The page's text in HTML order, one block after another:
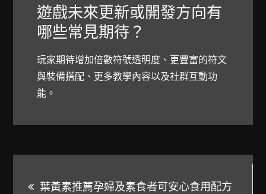
遊戲未來更新或開發方向有
哪些常見期待？
玩家期待增加倍數符號透明度、更豐富的符文
與裝備搭配、更多教學內容以及社群互動功
能。
葉黃素推薦孕婦及素食者可安心食用配方